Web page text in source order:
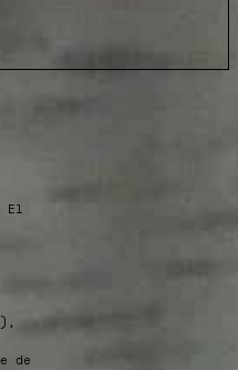
El
de